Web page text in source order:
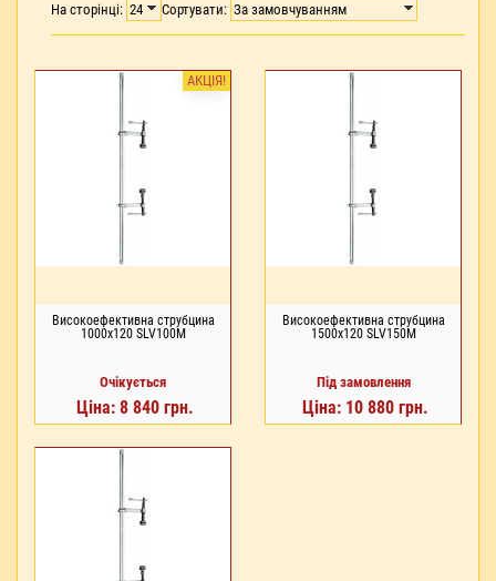
На сторінці: Сортувати:
АКЦІЯ!
Високоефективна струбцина
1000x120 SLV100M
Очікується
Ціна: 8 840 грн.
Високоефективна струбцина
1500x120 SLV150M
Під замовлення
Ціна: 10 880 грн.